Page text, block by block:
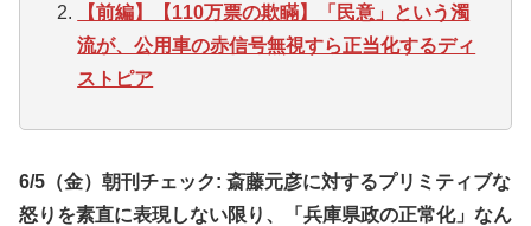
【前編】【110万票の欺瞞】「民意」という濁
流が、公用車の赤信号無視すら正当化するディ
ストピア
6/5（金）朝刊チェック: 斎藤元彦に対するプリミティブな
怒りを素直に表現しない限り、「兵庫県政の正常化」なん